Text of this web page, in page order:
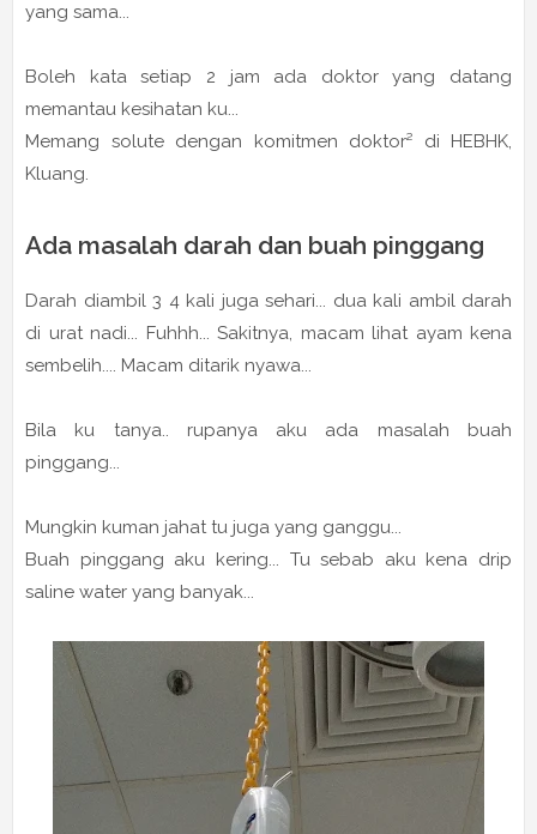
yang sama...
Boleh kata setiap 2 jam ada doktor yang datang
memantau kesihatan ku...
Memang solute dengan komitmen doktor² di HEBHK,
Kluang.
Ada masalah darah dan buah pinggang
Darah diambil 3 4 kali juga sehari... dua kali ambil darah
di urat nadi... Fuhhh... Sakitnya, macam lihat ayam kena
sembelih.... Macam ditarik nyawa...
Bila ku tanya.. rupanya aku ada masalah buah
pinggang...
Mungkin kuman jahat tu juga yang ganggu...
Buah pinggang aku kering... Tu sebab aku kena drip
saline water yang banyak...